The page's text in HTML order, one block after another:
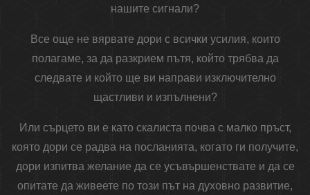
нашите сигнали?
Все още не вярвате дори с всички усилия, които
полагаме, за да разкрием пътя, който трябва да
следвате и който ще ви направи изключително
щастливи и изпълнени?
Или сърцето ви е като скалиста почва с малко пръст,
която дори се радва на посланията, когато ги получите,
дори изпитва желание да се усъвършенствате и да се
опитате да живеете по този път на духовно развитие,